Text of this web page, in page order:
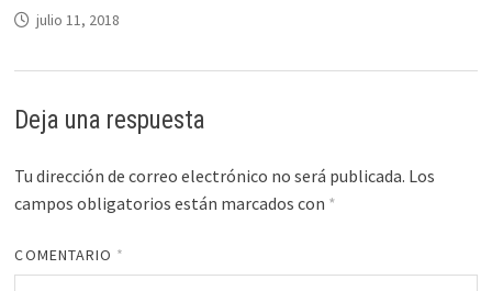
julio 11, 2018
Deja una respuesta
Tu dirección de correo electrónico no será publicada. Los
campos obligatorios están marcados con *
COMENTARIO *